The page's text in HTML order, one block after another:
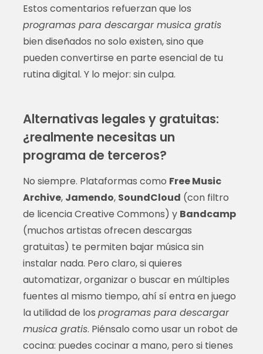
Estos comentarios refuerzan que los
programas para descargar musica gratis
bien diseñados no solo existen, sino que
pueden convertirse en parte esencial de tu
rutina digital. Y lo mejor: sin culpa.
Alternativas legales y gratuitas:
¿realmente necesitas un
programa de terceros?
No siempre. Plataformas como Free Music
Archive, Jamendo, SoundCloud (con filtro
de licencia Creative Commons) y Bandcamp
(muchos artistas ofrecen descargas
gratuitas) te permiten bajar música sin
instalar nada. Pero claro, si quieres
automatizar, organizar o buscar en múltiples
fuentes al mismo tiempo, ahí sí entra en juego
la utilidad de los programas para descargar
musica gratis. Piénsalo como usar un robot de
cocina: puedes cocinar a mano, pero si tienes